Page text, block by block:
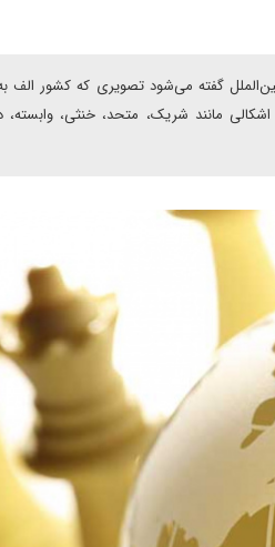
بین‌الملل گفته می‌شود تصویری که کشور
مانند شریک، متحد، خنثی، وابسته،